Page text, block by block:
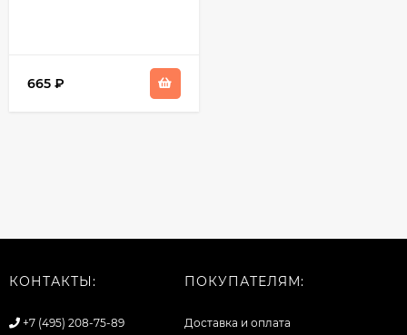
665 ₽
КОНТАКТЫ:
+7 (495) 208-75-89
ПОКУПАТЕЛЯМ:
Доставка и оплата